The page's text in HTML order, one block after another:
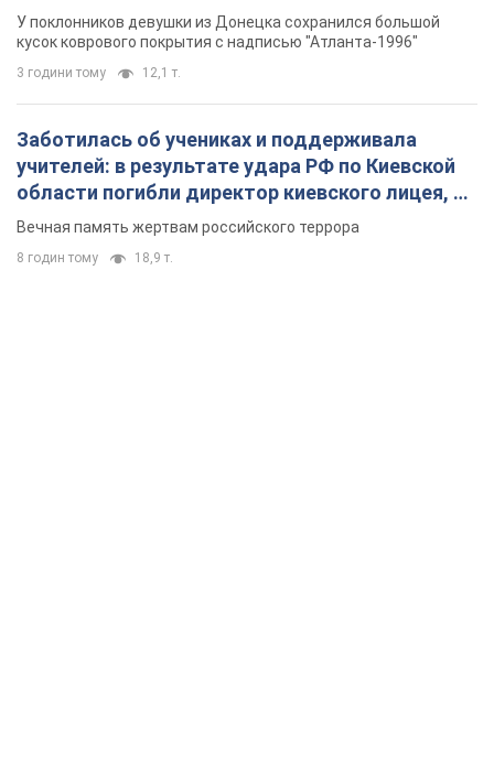
лет назад завоевала "золото" Олимпиады
У поклонников девушки из Донецка сохранился большой
кусок коврового покрытия с надписью "Атланта-1996"
3 години тому 12,1 т.
Заботилась об учениках и поддерживала
учителей: в результате удара РФ по Киевской
области погибли директор киевского лицея, её
муж и внук
Вечная память жертвам российского террора
8 годин тому 18,9 т.